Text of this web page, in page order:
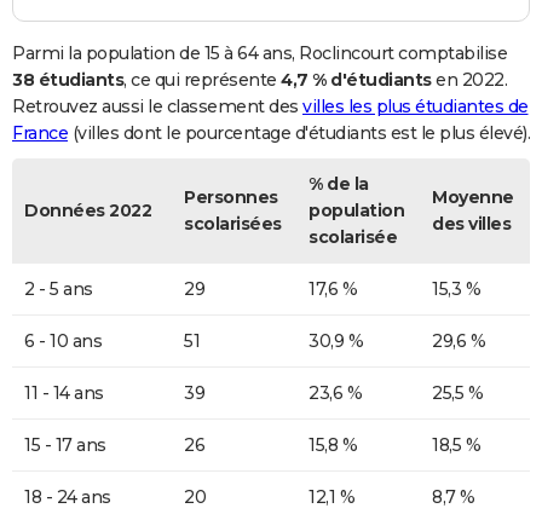
Parmi la population de 15 à 64 ans, Roclincourt comptabilise
38 étudiants, ce qui représente 4,7 % d'étudiantsen 2022.
Retrouvez aussi le classement des villes les plus étudiantes de
France (villes dont le pourcentage d'étudiants est le plus élevé).
Données 2022
Personnes
scolarisées
% de la
population
scolarisée
Moyenne
des villes
2 - 5 ans 29 17,6 % 15,3 %
6 - 10 ans 51 30,9 % 29,6 %
11 - 14 ans 39 23,6 % 25,5 %
15 - 17 ans 26 15,8 % 18,5 %
18 - 24 ans 20 12,1 % 8,7 %